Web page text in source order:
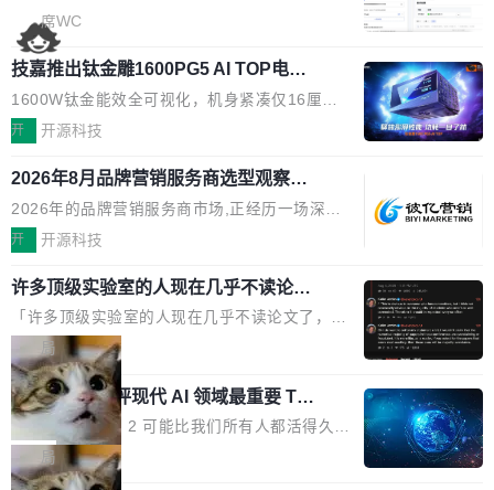
Sider、Copilot for Chrome 这些 AI 浏览器插件
了，你为什么还要再做一个"，我都觉得这个问题
问得好。 因为我自己也是从用户变成开发者的。
现有产品的天花板 我用过不少 AI 浏览器插件。
刚开始觉得都挺好——选中一段文字，弹出解
要。但用久了你会发现，它们本质上都是同一类
东西：一个带网页上下文的聊天框。 它们能读取
页面的文本，然后把文本丢给大模型，再返回一
段回答。仅此而已。 这当然有用，但总觉得差点
意思。比如我在一个后台管理系统里，需要填50
个表单字段，每个字段还有联动逻辑；比如我
想...
席WC
技嘉推出钛金雕1600PG5 AI TOP电
源：为发烧级主机与本地AI算力打造旗
舰供电方案
1600W钛金能效全可视化，机身紧凑仅16厘米
继2026台北电脑展首度亮相后，技嘉科技近日正
电源专为发烧级DIY主机与本地AI算力平台打
造，整机长度仅16厘米，提供1600W额定功率
与80PLUS钛金能效；支持ATX 3.1与PCIe 5.1
规范，结合服务器级元件、完善供电线材与内置
实时LCD监控屏，可充分满足当下高阶PC主机
的严苛使用需求。 澎湃功率，紧凑机身 钛金雕1
600PG5 AI TOP具备强悍输出功率，同时实现
机身尺寸大幅精简。整机长度仅16厘米，属于同
功率段机身尺寸十分紧凑的1600W电源产品。小
巧机身有效提升市面主流标准A...
开 开源科技
2026年8月品牌营销服务商选型观察：
从流量思维到品牌资产思维的范式转移
2026年的品牌营销服务商市场,正经历一场深刻
的价值重构。全球全案品牌代理机构市场从2025
复合增长率达5.44%,预计2032年将突破120亿美
元。数字广告与公共关系相关服务市场更是从20
25年的8463亿美元扩张至2026年的8763亿美
元。数字的背后是一个清晰的事实——品牌对专
业化营销服务的需求从未如此迫切。 但市场扩容
的同时,服务商的竞争逻辑正在改变。2026年Top
Agency年度合辑的观察指出,“产品”这个离消费
者最近的载体,在整个品牌营销层面的权重显著变
开 开源科技
许多顶级实验室的人现在几乎不读论文
了
「许多顶级实验室的人现在几乎不读论文了，而
且他们认为 ICLR/ICML/NeurIPS 充斥着大量过
度宣传和欺诈。」 OpenAI 研究员 Keller Jorda
n 这条推文引发了广泛讨论。他不是在说风凉
话，他是说出了一个圈内人尽皆知但很少公开捅
破的事实。 Jordan 随后补充了一句软化声明：
「我不认为这些会议上大部分论文都在过度宣传
局
xAI 前工程师评现代 AI 领域最重要 Top
3 开源项目
Flash Attention 2 可能比我们所有人都活得久。
这句话不是来自某个技术博客，而是出自 Hieu
Pham 的一条推文。Hieu Pham 是谁？他是 xAI
局